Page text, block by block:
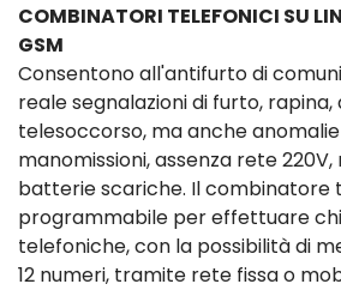
COMBINATORI TELEFONICI SU
GSM
Consentono all'antifurto di
reale segnalazioni di furto, rapina,
telesoccorso, ma anche
manomissioni, assenza rete
batterie scariche. Il combinatore
programmabile per effettuare
telefoniche, con la possibilità di
12 numeri, tramite rete fissa o